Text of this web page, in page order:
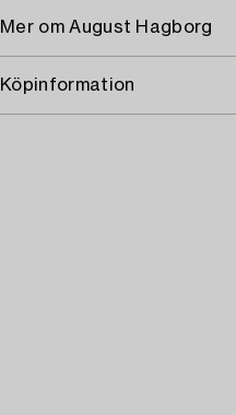
Mer om August Hagborg
Köpinformation